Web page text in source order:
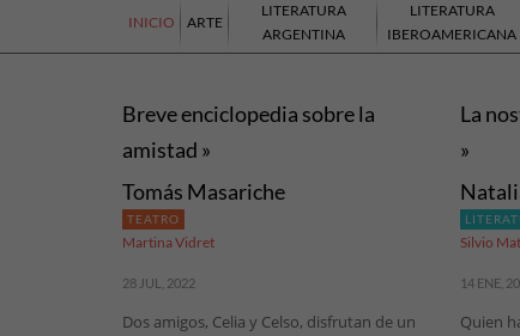
INICIO ARTE
LITERATURA
ARGENTINA
LITERATURA
IBEROAMERICANA
Breve enciclopedia sobre la
amistad »
Tomás Masariche
TEATRO
Martina Vidret
28 JUL, 2022
Dos amigos, Celia y Celso, disfrutan de un
La
»
Silvio
14 ENE,
Quien